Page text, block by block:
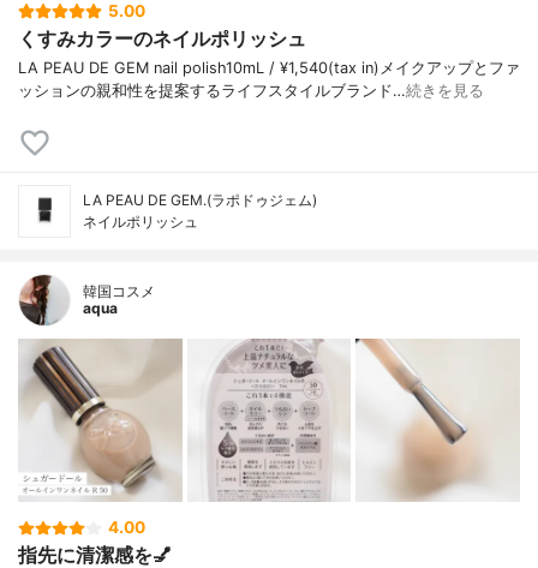
5.00
くすみカラーのネイルポリッシュ
LA PEAU DE GEM nail polish10mL / ¥1,540(tax in)メイクアップとファ
ッションの親和性を提案するライフスタイルブランド…続きを見る
LA PEAU DE GEM.(ラポドゥジェム)
ネイルポリッシュ
韓国コスメ
aqua
4.00
指先に清潔感を💅